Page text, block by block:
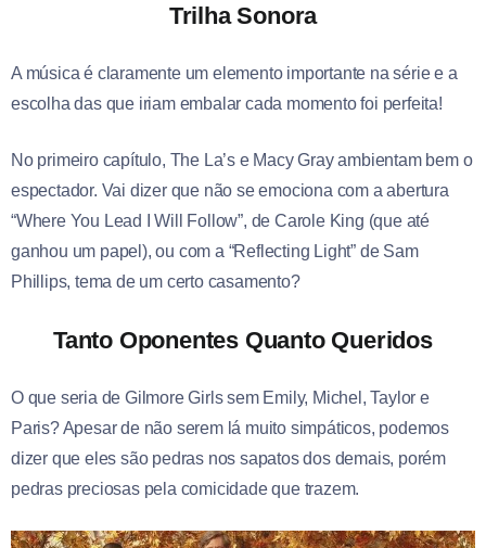
Trilha Sonora
A música é claramente um elemento importante na série e a
escolha das que iriam embalar cada momento foi perfeita!
No primeiro capítulo, The La’s e Macy Gray ambientam bem o
espectador. Vai dizer que não se emociona com a abertura
“Where You Lead I Will Follow”, de Carole King (que até
ganhou um papel), ou com a “Reflecting Light” de Sam
Phillips, tema de um certo casamento?
Tanto Oponentes Quanto Queridos
O que seria de Gilmore Girls sem Emily, Michel, Taylor e
Paris? Apesar de não serem lá muito simpáticos, podemos
dizer que eles são pedras nos sapatos dos demais, porém
pedras preciosas pela comicidade que trazem.